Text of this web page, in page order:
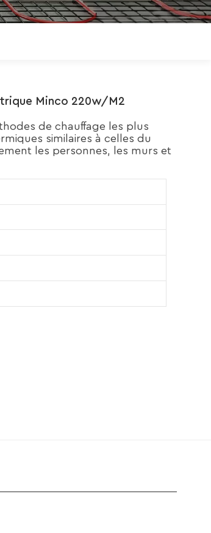
Polski
Minco 220w/m2
de chauffage les plus
similaires à celles du
les personnes, les murs et